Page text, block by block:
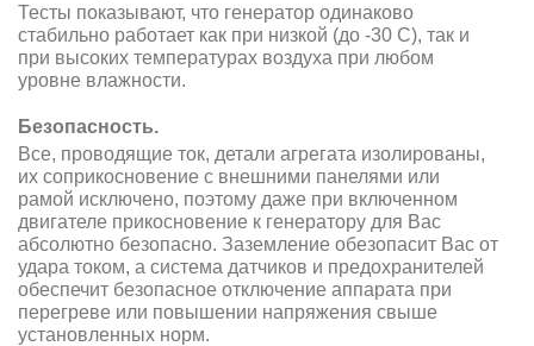
Тесты показывают, что генератор одинаково
стабильно работает как при низкой (до -30 С), так и
при высоких температурах воздуха при любом
уровне влажности.
Безопасность.
Все, проводящие ток, детали агрегата изолированы,
их соприкосновение с внешними панелями или
рамой исключено, поэтому даже при включенном
двигателе прикосновение к генератору для Вас
абсолютно безопасно. Заземление обезопасит Вас от
удара током, а система датчиков и предохранителей
обеспечит безопасное отключение аппарата при
перегреве или повышении напряжения свыше
установленных норм.